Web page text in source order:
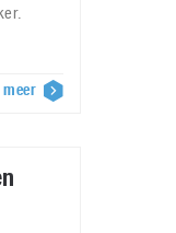
meer